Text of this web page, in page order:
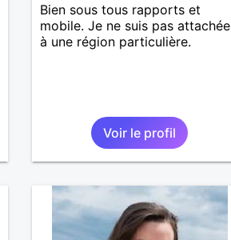
Bien sous tous rapports et
mobile. Je ne suis pas attachée
à une région particulière.
Voir le profil